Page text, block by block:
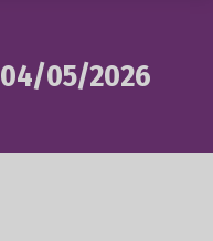
04/05/2026